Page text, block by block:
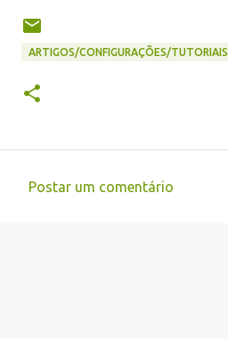
ARTIGOS/CONFIGURAÇÕES/TUTORIAIS
Postar um comentário